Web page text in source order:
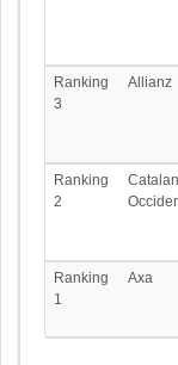
Ranking
3
Allianz
Ranking
2
Ranking
1
Axa